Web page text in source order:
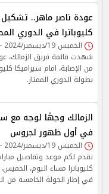
عودة ناصر ماهر.. تشكيل
كليوباترا في الدوري
الخميس 19/ديسمبر/2024 - 07:43 م
شهدت قائمة فريق الزمالك،
من الإصابة، امام سيراميكا
بطولة الدوري الممتاز.
الزمالك وجهًا لوجه مع
في أول ظهور لجروس
الخميس 19/ديسمبر/2024 - 10:05 ص
نقدم لكم موعد وتفاصيل
كليوباترا مساء اليوم،
في إطار الجولة الخامسة من